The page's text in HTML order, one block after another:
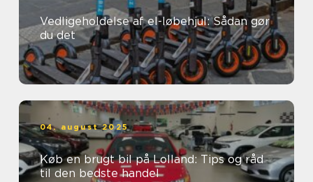
Vedligeholdelse af el-løbehjul: Sådan gør
du det
04. august 2025
Køb en brugt bil på Lolland: Tips og råd
til den bedste handel